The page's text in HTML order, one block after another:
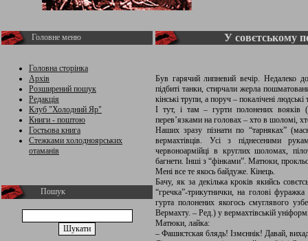
Головне меню
Головна сторінка
Архів
Розширений пошук
Редакція
Клуб "Холодний Яр"
Книги - поштою
Гостьова книга
Стежками холодноярських
отаманів
Пошук
У совєтському
Був гарячий липневий вечір. Недалеко
підбиті танки, стирчали жерла
кінські трупи, а поруч – покалічені
І тут, і там – гурти полонених
перев’язками на головах – хто в шоломі,
Наших зразу пізнати по “тарняках”
вермахтівців. Усі з піднесеними
червоноармійці в круглих шоломах,
багнети. Інші з “фінками”. Матюки,
Мені все те якось байдуже. Кінець.
Бачу, як за декілька кроків якийсь
“гречка”-трикутнички, на голові
гурта полонених якогось смуглявого
Вермахту. – Ред.) у вермахтівській
Матюки, лайка:
– Фашистская блядь! Ізмєннік! Давай,